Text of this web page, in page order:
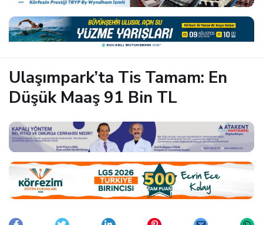
Ulaşımpark’ta Tis Tamam: En
Düşük Maaş 91 Bin TL